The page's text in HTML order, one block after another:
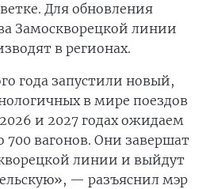
Для обновления
Замоскворецкой линии
в регионах.
года запустили новый,
в мире поездов
и 2027 годах ожидаем
700 вагонов. Они завершат
линии и выйдут
— разъяснил мэр